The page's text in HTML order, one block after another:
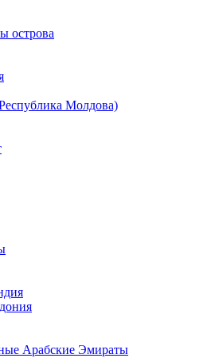
острова
Молдова)
Арабские Эмираты